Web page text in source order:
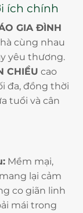
ích chính
GIA ĐÌNH
cùng nhau
yêu thương.
CHIỀU cao
đa, đồng thời
tuổi và cân
Mềm mại,
lại cảm
co giãn linh
mái trong